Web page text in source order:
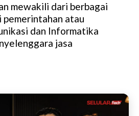
mewakili dari berbagai
atau
dan Informatika
jasa